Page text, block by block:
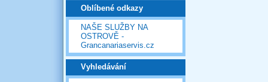
Oblíbené odkazy
NAŠE SLUŽBY NA
OSTROVĚ -
Grancanariaservis.cz
Vyhledávání